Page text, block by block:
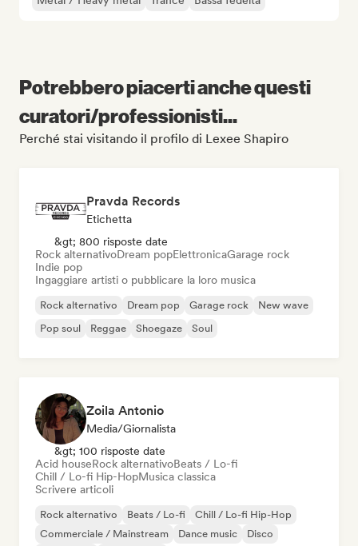
Potrebbero piacerti anche questi
curatori/professionisti...
Perché stai visitando il profilo di Lexee Shapiro
Pravda Records
Etichetta
&gt; 800 risposte date
Rock alternativoDream popElettronicaGarage rock
Indie pop
Ingaggiare artisti o pubblicare la loro musica
Rock alternativo Dream pop Garage rock
New wave
Pop soul
Reggae Shoegaze Soul
Zoila Antonio
Media/Giornalista
&gt; 100 risposte date
Acid houseRock alternativoBeats / Lo-fi
Chill / Lo-fi Hip-HopMusica classica
Scrivere articoli
Rock alternativo Beats / Lo-fi
Chill / Lo-fi Hip-Hop
Commerciale / Mainstream
Dance music
Disco